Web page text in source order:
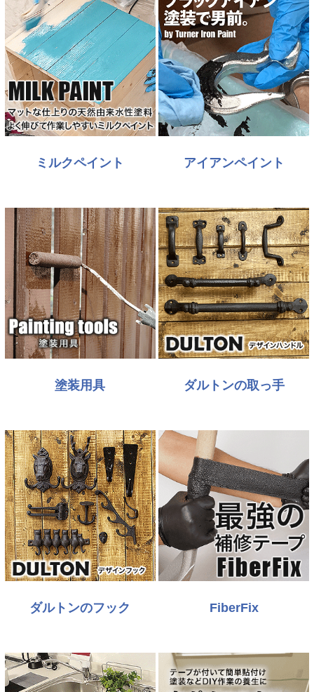
ミルクペイント アイアンペイント
塗装用具 ダルトンの取っ手
ダルトンのフック FiberFix